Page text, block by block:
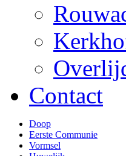
Contact
Doop
Eerste Communie
Vormsel